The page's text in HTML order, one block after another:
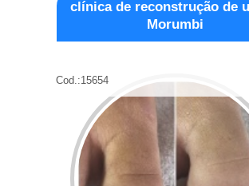
clínica de reconstrução de
Morumbi
Cod.:15654